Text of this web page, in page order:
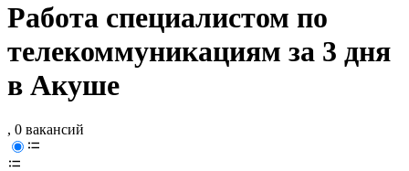
Работа специалистом по
телекоммуникациям за 3 дня
в Акуше
, 0 вакансий